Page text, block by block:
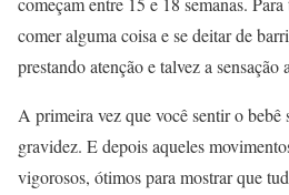
comer alguma coisa e se deitar de
prestando atenção e talvez a sensação
A primeira vez que você sentir o bebê
gravidez. E depois aqueles
vigorosos, ótimos para mostrar que